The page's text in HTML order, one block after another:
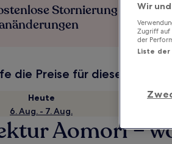
Stornierung bei
die Preise für diese Daten
Heute
6. Aug. - 7. Aug.
Aomori –
Wir
Zugriff auf
der
Liste